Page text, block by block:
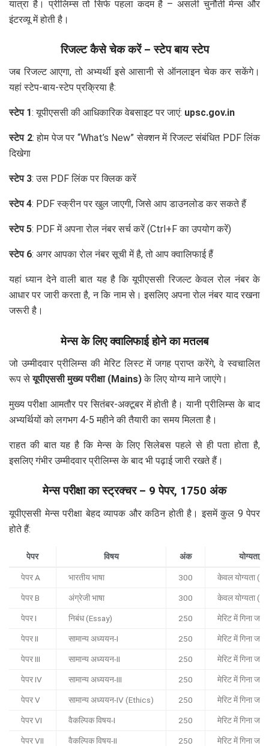
यात्रा है। प्रीलिम्स तो सिर्फ पहला कदम है – असली चुनौती मेन्स और
इंटरव्यू में होती है।
रिजल्ट कैसे चेक करें – स्टेप बाय स्टेप
जब रिजल्ट आएगा, तो अभ्यर्थी इसे आसानी से ऑनलाइन चेक कर सकेंगे।
यहां स्टेप-बाय-स्टेप प्रक्रिया है:
स्टेप 1: यूपीएससी की आधिकारिक वेबसाइट पर जाएं: upsc.gov.in
स्टेप 2: होम पेज पर “What’s New” सेक्शन में रिजल्ट संबंधित PDF लिंक
दिखेगा
स्टेप 3: उस PDF लिंक पर क्लिक करें
स्टेप 4: PDF स्क्रीन पर खुल जाएगी, जिसे आप डाउनलोड कर सकते हैं
स्टेप 5: PDF में अपना रोल नंबर सर्च करें (Ctrl+F का उपयोग करें)
स्टेप 6: अगर आपका रोल नंबर सूची में है, तो आप क्वालिफाई हैं
यहां ध्यान देने वाली बात यह है कि यूपीएससी रिजल्ट केवल रोल नंबर के
आधार पर जारी करता है, न कि नाम से। इसलिए अपना रोल नंबर याद रखना
जरूरी है।
मेन्स के लिए क्वालिफाई होने का मतलब
जो उम्मीदवार प्रीलिम्स की मेरिट लिस्ट में जगह प्राप्त करेंगे, वे स्वचालित
रूप सेयूपीएससी मुख्य परीक्षा (Mains)के लिए योग्य माने जाएंगे।
मुख्य परीक्षा आमतौर पर सितंबर-अक्टूबर में होती है। यानी प्रीलिम्स के बाद
अभ्यर्थियों को लगभग 4-5 महीने की तैयारी का समय मिलता है।
राहत की बात यह है कि मेन्स के लिए सिलेबस पहले से ही पता होता है,
इसलिए गंभीर उम्मीदवार प्रीलिम्स के बाद भी पढ़ाई जारी रखते हैं।
मेन्स परीक्षा का स्ट्रक्चर – 9 पेपर, 1750 अंक
यूपीएससी मेन्स परीक्षा बेहद व्यापक और कठिन होती है। इसमें कुल 9 पेपर
होते हैं:
पेपर विषय अंक योग्यता/
पेपर A भारतीय भाषा 300 केवल योग्यता
पेपर B अंग्रेजी भाषा 300 केवल योग्यता
पेपर I निबंध (Essay) 250 मेरिट में गिना
पेपर II सामान्य अध्ययन-I 250 मेरिट में गिना
पेपर III सामान्य अध्ययन-II 250 मेरिट में गिना
पेपर IV सामान्य अध्ययन-III 250 मेरिट में गिना
पेपर V सामान्य अध्ययन-IV (Ethics) 250 मेरिट में गिना
पेपर VI वैकल्पिक विषय-I 250 मेरिट में गिना
पेपर VII वैकल्पिक विषय-II 250 मेरिट में गिना